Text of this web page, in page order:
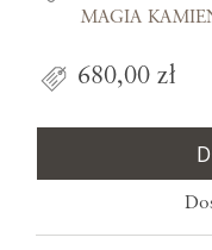
MAGIA
680,00 zł